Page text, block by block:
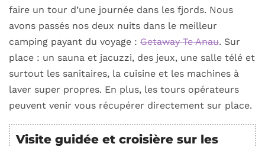
faire un tour d’une journée dans les fjords. Nous
avons passés nos deux nuits dans le meilleur
camping payant du voyage : Getaway Te Anau. Sur
place : un sauna et jacuzzi, des jeux, une salle télé et
surtout les sanitaires, la cuisine et les machines à
laver super propres. En plus, les tours opérateurs
peuvent venir vous récupérer directement sur place.
Visite guidée et croisière sur les